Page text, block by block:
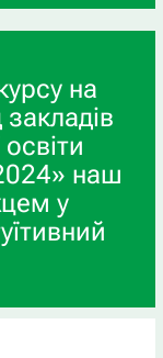
на
наш
у